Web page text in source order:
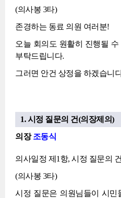
(의사봉 3타)
존경하는 동료 의원 여러분!
오늘 회의도 원활히 진행될
부탁드립니다.
그러면 안건 상정을 하겠습니
1. 시정 질문의 건(의장제의)
의장조동식
의사일정 제1항, 시정 질문의
(의사봉 3타)
시정 질문은 의원님들이 시민